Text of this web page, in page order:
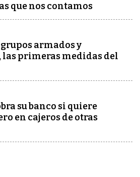
que nos contamos
armados y
las primeras medidas del
su banco si quiere
en cajeros de otras